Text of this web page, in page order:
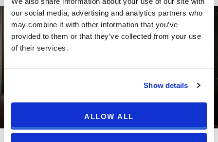
our social media, advertising and analytics partners who
may combine it with other information that you’ve
provided to them or that they’ve collected from your use
of their services.
Show details
ALLOW ALL